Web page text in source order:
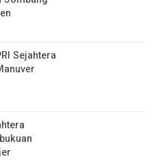
Sejahtera